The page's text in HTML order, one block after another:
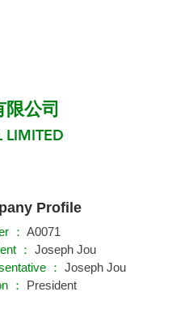
公司
LIMITED
Profile
： A0071
： Joseph Jou
： Joseph Jou
：
President